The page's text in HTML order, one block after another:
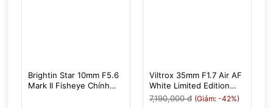
Brightin Star 10mm F5.6
Mark II Fisheye Chính
Viltrox 35mm F1.7 Air AF
White Limited Edition
(Màu Trắng) Cho Sony E
7,190,000 đ (Giảm: -42%)